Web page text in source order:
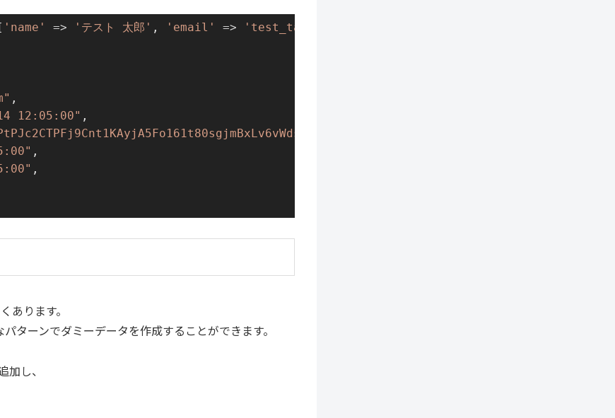
'name' => 'テスト 太郎' , 'email' => 'test_taro@example.com'
,
12:05:00" ,
,
,
あります。
ターンでダミーデータを作成することができます。
し、